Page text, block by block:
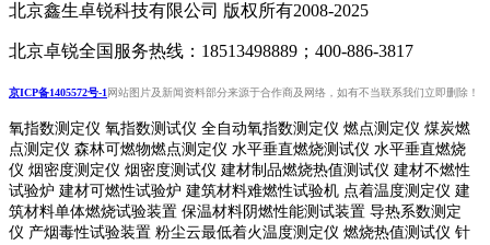
北京鑫生卓锐科技有限公司 版权所有2008-2025
北京卓锐全国服务热线：18513498889；400-886-3817
京ICP备1405572号-1网站图片及新闻资料部分来源于合作商及网络，如有不当联系我们立即删除！
氧指数测定仪 氧指数测试仪 全自动氧指数测定仪 燃点测定仪 煤炭燃
点测定仪 森林可燃物燃点测定仪 水平垂直燃烧测试仪 水平垂直燃烧
仪 烟密度测定仪 烟密度测试仪 建材制品燃烧热值测试仪 建材不燃性
试验炉 建材可燃性试验炉 建筑材料难燃性试验机 点着温度测定仪 建
筑材料单体燃烧试验装置 保温材料阴燃性能测试装置 导热系数测定
仪 产烟毒性试验装置 粉尘云最低着火温度测定仪 燃烧热值测试仪 针